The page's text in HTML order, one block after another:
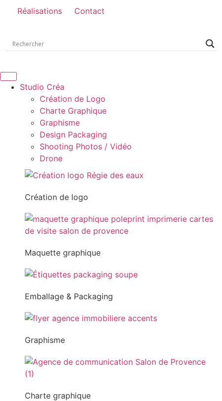
Réalisations Contact
Studio Créa
Création de Logo
Charte Graphique
Graphisme
Design Packaging
Shooting Photos / Vidéo
Drone
Création de logo
Maquette graphique
Emballage & Packaging
Graphisme
Charte graphique